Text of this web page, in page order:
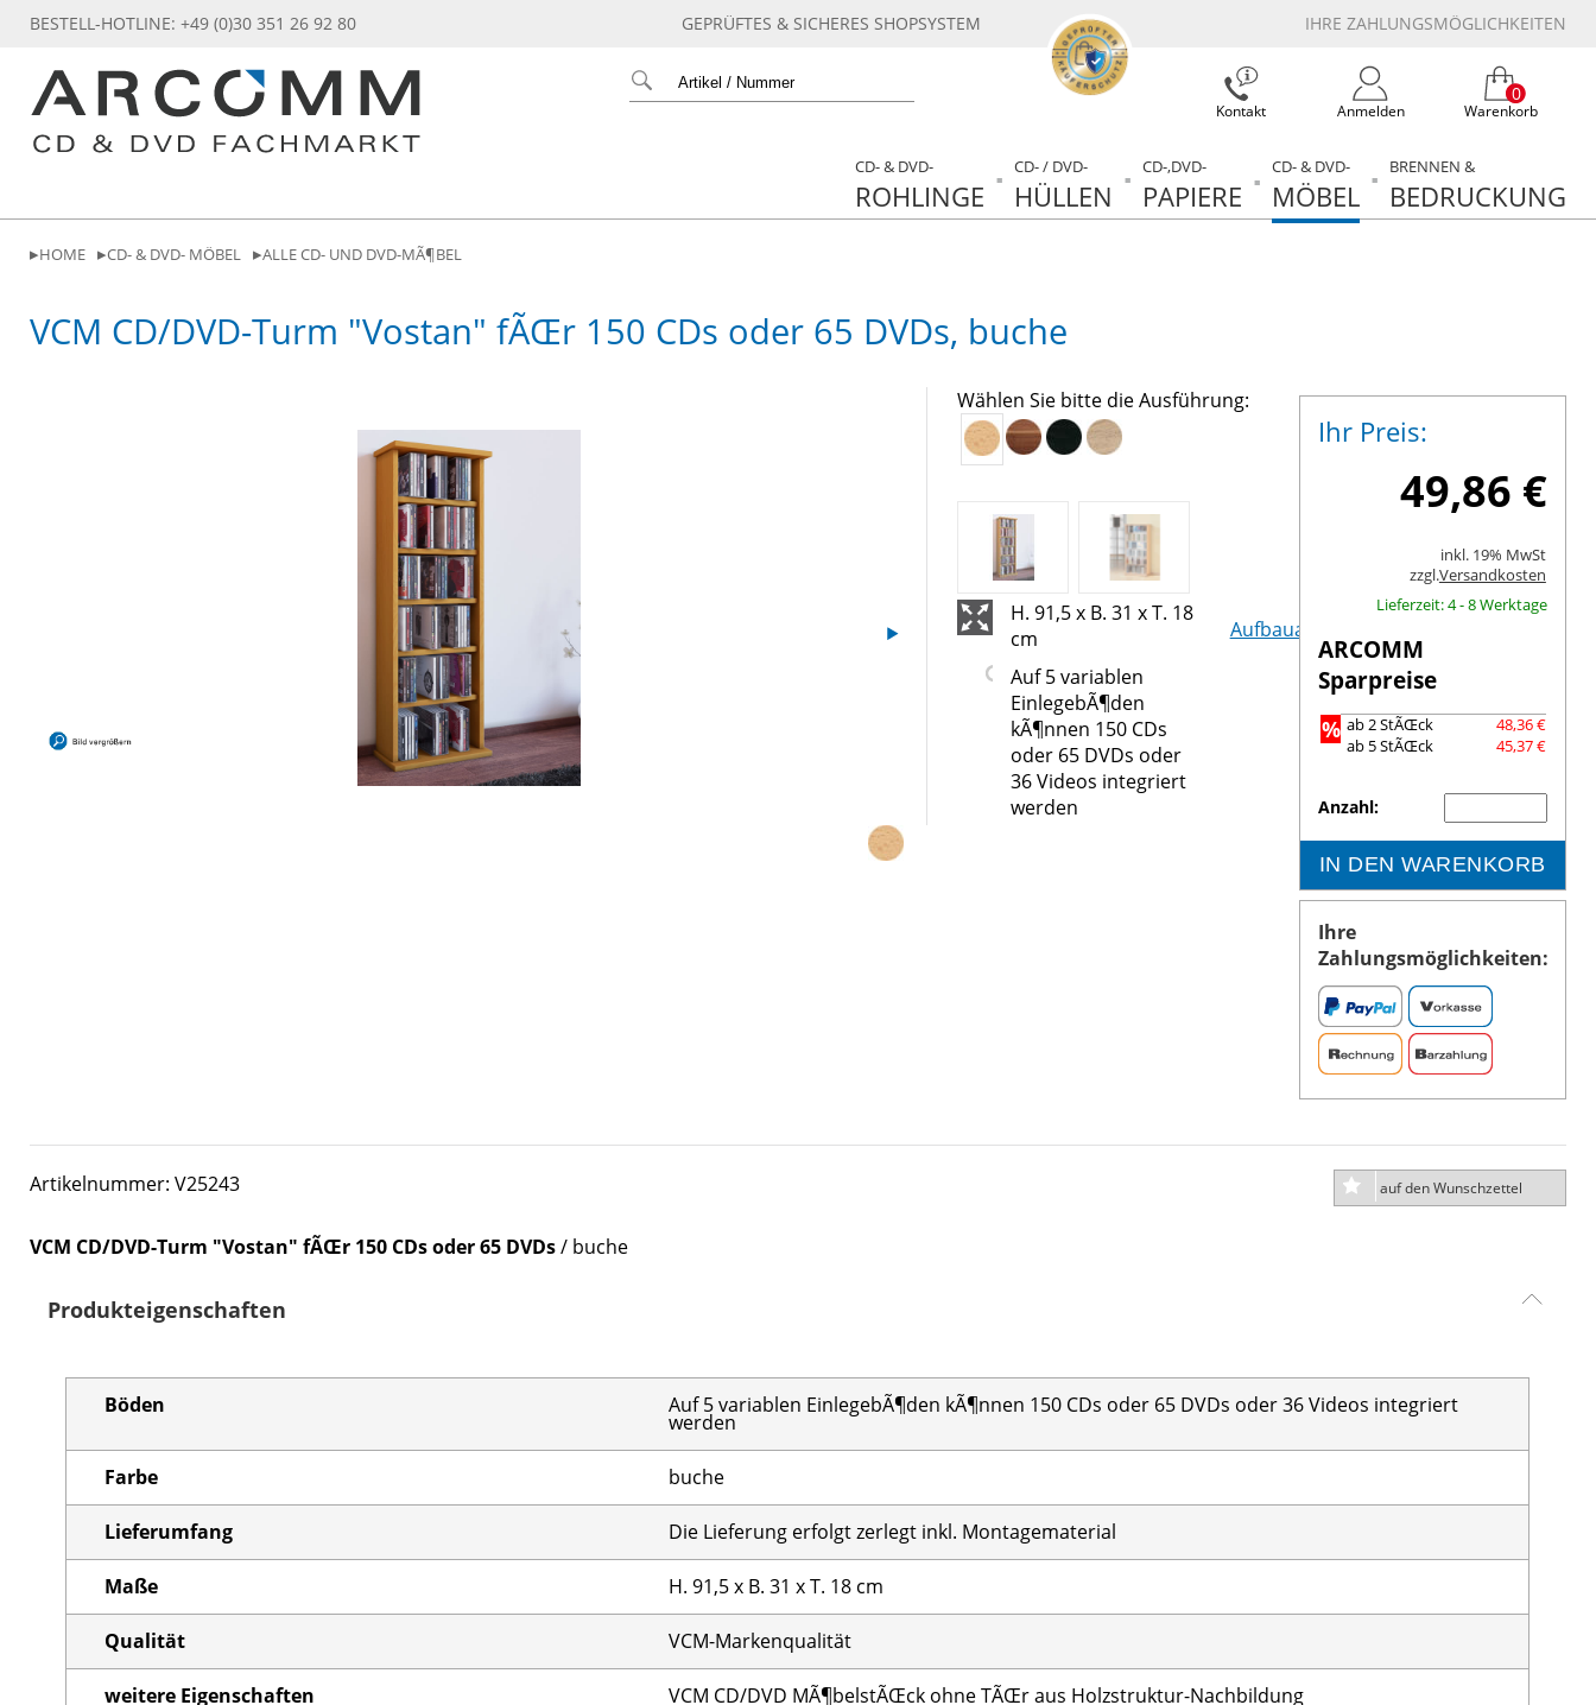
BESTELL-HOTLINE: +49 (0)30 351 26 92 80 GEPRÜFTES & SICHERES SHOPSYSTEM IHRE ZAHLUNGSMÖGLICHKEITEN
0
Warenkorb
Anmelden
Kontakt
CD- & DVD-
ROHLINGE
CD- / DVD-
HÜLLEN
CD-,DVD-
PAPIERE
CD- & DVD-
MÖBEL
BRENNEN &
BEDRUCKUNG
HOME CD- & DVD- MÖBEL ALLE CD- UND DVD-MÃ¶BEL
VCM CD/DVD-Turm "Vostan" fÃŒr 150 CDs oder 65 DVDs, buche
Wählen Sie bitte die Ausführung:
H. 91,5 x B. 31 x T. 18
cm
Auf 5 variablen
EinlegebÃ¶den
kÃ¶nnen 150 CDs
oder 65 DVDs oder
36 Videos integriert
werden
Aufbauanleitung (PDF)
Ihr Preis:
49,86 €
inkl. 19% MwSt
zzgl.Versandkosten
Lieferzeit: 4 - 8 Werktage
ARCOMM
Sparpreise
% ab 2 StÃŒck
48,36 €
ab 5 StÃŒck
45,37 €
Anzahl:
IN DEN WARENKORB
Ihre
Zahlungsmöglichkeiten:
Artikelnummer: V25243 auf den Wunschzettel
VCM CD/DVD-Turm "Vostan" fÃŒr 150 CDs oder 65 DVDs/ buche
Produkteigenschaften
Böden Auf 5 variablen EinlegebÃ¶den kÃ¶nnen 150 CDs oder 65 DVDs oder 36 Videos integriert
werden
Farbe buche
Lieferumfang Die Lieferung erfolgt zerlegt inkl. Montagematerial
Maße H. 91,5 x B. 31 x T. 18 cm
Qualität VCM-Markenqualität
weitere Eigenschaften VCM CD/DVD MÃ¶belstÃŒck ohne TÃŒr aus Holzstruktur-Nachbildung